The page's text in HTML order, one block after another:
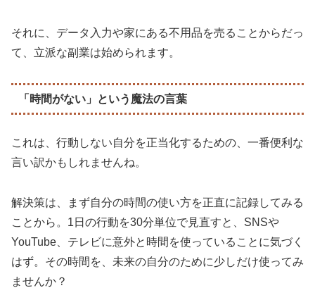
それに、データ入力や家にある不用品を売ることからだっ
て、立派な副業は始められます。
「時間がない」という魔法の言葉
これは、行動しない自分を正当化するための、一番便利な
言い訳かもしれませんね。
解決策は、まず自分の時間の使い方を正直に記録してみる
ことから。1日の行動を30分単位で見直すと、SNSや
YouTube、テレビに意外と時間を使っていることに気づく
はず。その時間を、未来の自分のために少しだけ使ってみ
ませんか？